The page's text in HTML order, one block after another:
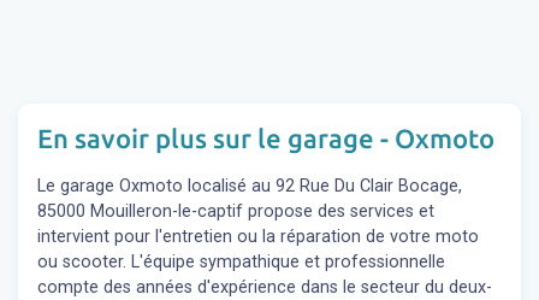
En savoir plus sur le garage - Oxmoto
Le garage Oxmoto localisé au 92 Rue Du Clair Bocage,
85000 Mouilleron-le-captif propose des services et
intervient pour l'entretien ou la réparation de votre moto
ou scooter. L'équipe sympathique et professionnelle
compte des années d'expérience dans le secteur du deux-